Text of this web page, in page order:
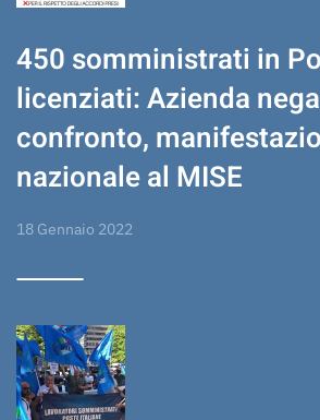
450 somministrati in
licenziati: Azienda
confronto,
nazionale al MISE
18 Gennaio 2022